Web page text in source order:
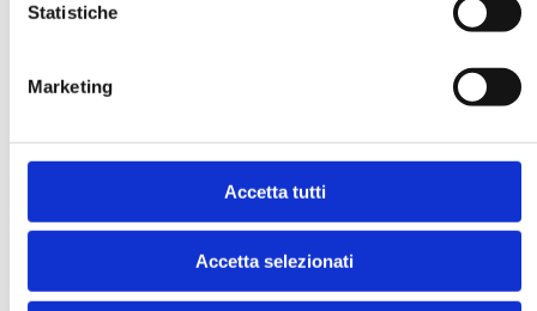
Statistiche
Marketing
Accetta tutti
Accetta selezionati
Ho letto e accetto l’informativa sulla
Ho preso visione delleCondizioni Generalidi
contratto disciplinanti il sito